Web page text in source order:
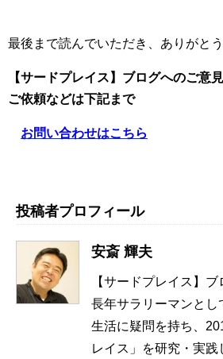
最後まで読んでいただき、ありがとう
【サードプレイス】ブログへのご意
ご依頼などは下記まで
お問い合わせはこちら
投稿者プロフィール
安斎 輝夫
【サードプレイス】ブ
長年サラリーマンとし
生活に疑問を持ち、
レイス」を研究・実